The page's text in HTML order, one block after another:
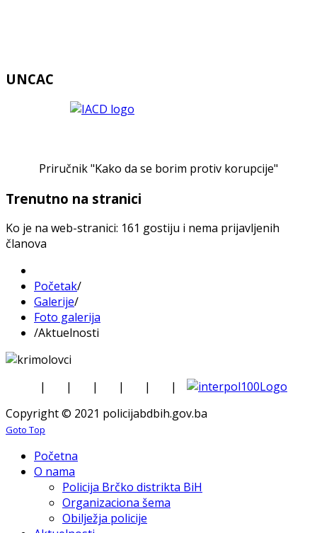
UNCAC
Priručnik "Kako da se borim protiv korupcije"
Trenutno na stranici
Ko je na web-stranici: 161 gostiju i nema prijavljenih
članova
Početak/
Galerije/
Foto galerija
/Aktuelnosti
| | | | |
|
Copyright © 2021 policijabdbih.gov.ba
Goto Top
Početna
O nama
Policija Brčko distrikta BiH
Organizaciona šema
Obilježja policije